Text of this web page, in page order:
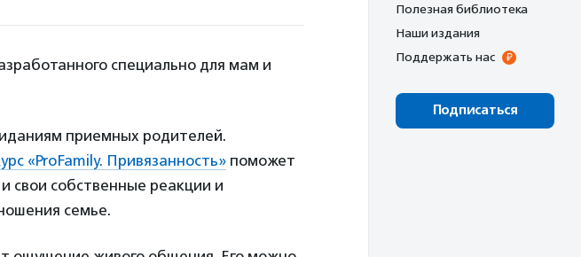
специально для мам и
приемных родителей.
«ProFamily. Привязанность» поможет
свои собственные реакции и
семье.
Полезная библиотека
Наши издания
Поддержать нас
Подписаться